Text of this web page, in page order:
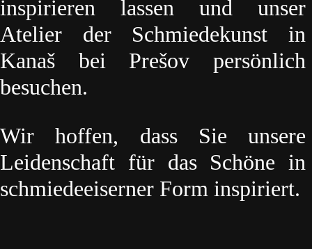
inspirieren lassen und unser
Atelier der Schmiedekunst in
Kanaš bei Prešov persönlich
besuchen.
Wir hoffen, dass Sie unsere
Leidenschaft für das Schöne in
schmiedeeiserner Form inspiriert.